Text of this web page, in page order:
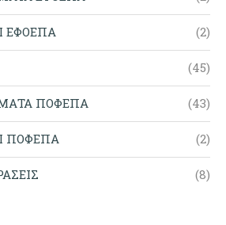
ΕΦΟΕΠΑ (2)
(45)
ΠΟΦΕΠΑ (43)
ΠΟΦΕΠΑ (2)
(8)